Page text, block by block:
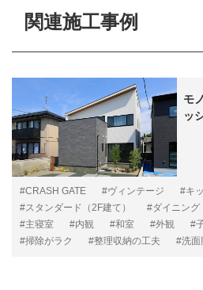
関連施工事例
モ
ッ
#CRASH GATE #ヴィンテージ #キ
#スタンダード（2F建て）
#ダイニング
#主寝室
#内観 #和室 #外観 #
#掃除がラク
#整理収納の工夫 #洗面